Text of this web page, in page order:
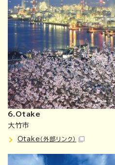
6.Otake
大竹市
Otake（外部リンク）